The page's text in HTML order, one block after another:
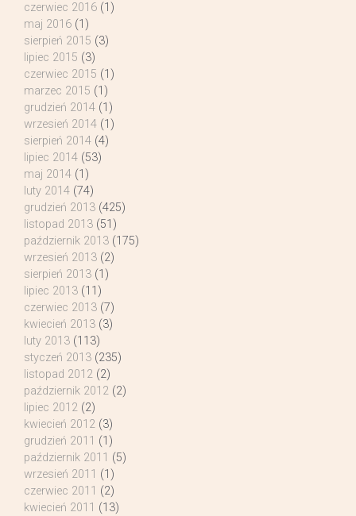
czerwiec 2016 (1)
maj 2016 (1)
sierpień 2015 (3)
lipiec 2015 (3)
czerwiec 2015 (1)
marzec 2015 (1)
grudzień 2014 (1)
wrzesień 2014 (1)
sierpień 2014 (4)
lipiec 2014 (53)
maj 2014 (1)
luty 2014 (74)
grudzień 2013 (425)
listopad 2013 (51)
październik 2013 (175)
wrzesień 2013 (2)
sierpień 2013 (1)
lipiec 2013 (11)
czerwiec 2013 (7)
kwiecień 2013 (3)
luty 2013 (113)
styczeń 2013 (235)
listopad 2012 (2)
październik 2012 (2)
lipiec 2012 (2)
kwiecień 2012 (3)
grudzień 2011 (1)
październik 2011 (5)
wrzesień 2011 (1)
czerwiec 2011 (2)
kwiecień 2011 (13)